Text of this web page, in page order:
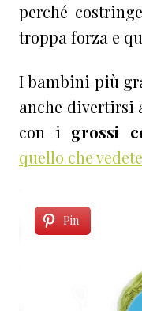
perché
troppa forza e
I bambini più
anche divertirsi
con i grossi
quello che
Pin